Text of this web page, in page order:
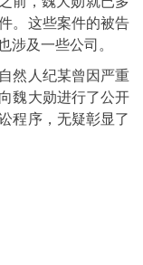
。这些案件的被告
涉及一些公司。
然人纪某曾因严重
魏大勋进行了公开
程序，无疑彰显了